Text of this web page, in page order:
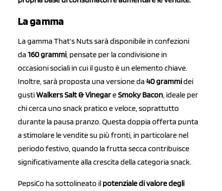
La gamma
La gamma That’s Nuts sarà disponibile in confezioni
da 160 grammi , pensate per la condivisione in
occasioni sociali in cui il gusto è un elemento chiave.
Inoltre, sarà proposta una versione da 40 grammidei
gustiWalkers Salt & VinegareSmoky Bacon , ideale per
chi cerca uno snack pratico e veloce, soprattutto
durante la pausa pranzo. Questa doppia offerta punta
a stimolare le vendite su più fronti, in particolare nel
periodo festivo, quando la frutta secca contribuisce
significativamente alla crescita della categoria snack.
PepsiCo ha sottolineato il potenziale di valore degli